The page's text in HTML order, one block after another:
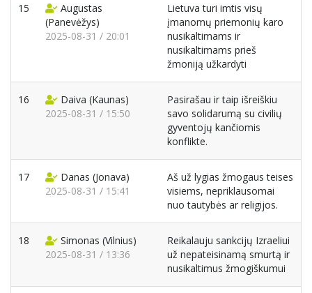
15
Augustas
(Panevėžys)
2025-08-31 / 20:01
Lietuva turi imtis visų
įmanomų priemonių karo
nusikaltimams ir
nusikaltimams prieš
žmoniją užkardyti
16 Daiva (Kaunas)
2025-08-31 / 15:50
Pasirašau ir taip išreiškiu
savo solidarumą su civilių
gyventojų kančiomis
konflikte.
17 Danas (Jonava)
2025-08-31 / 15:41
Aš už lygias žmogaus teises
visiems, nepriklausomai
nuo tautybės ar religijos.
18 Simonas (Vilnius)
2025-08-31 / 13:36
Reikalauju sankcijų Izraeliui
už nepateisinamą smurtą ir
nusikaltimus žmogiškumui